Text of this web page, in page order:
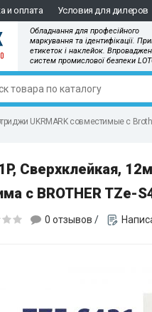
и оплата Условия для дилеров
Обладнання для професійного
маркування та ідентифікації.
етикеток і наклейок.
систем промислової безпеки
UKRMARK совместимые с
Сверхклейкая,
с BROTHER TZe-
0 отзывов /